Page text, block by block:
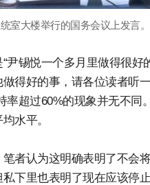
室大楼举行的国务会议上发言
锡悦一个多月里做得很好
得好的事，请各位读者听
超过60%的现象并无不同
水平。
者认为这明确表明了不会
下里也表明了现在应该停止